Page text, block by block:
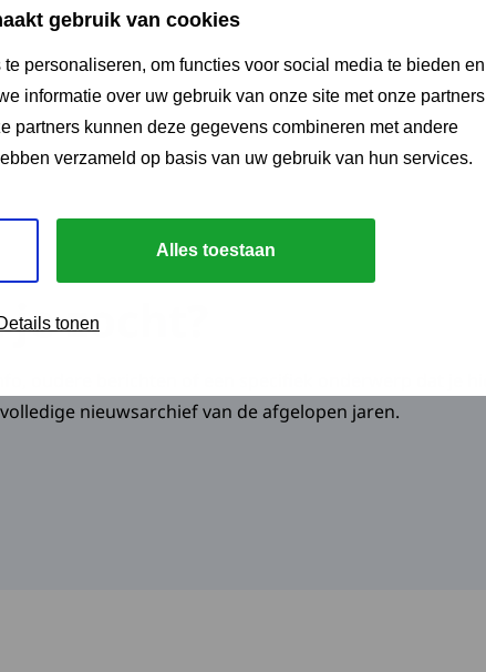
gebruik van cookies
personaliseren, om functies voor social media te bieden en
informatie over uw gebruik van onze site met onze partners
partners kunnen deze gegevens combineren met andere
verzameld op basis van uw gebruik van hun services.
Alles toestaan
tonen
zocht?
nieuwsarchief van de afgelopen jaren.